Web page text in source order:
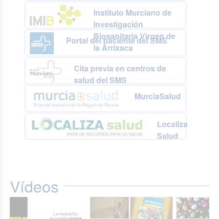
Instituto Murciano de
Investigación
Biosanitaria Virgen de
la Arrixaca
Portal del paciente del SMS
Cita previa en centros de
salud del SMS
MurciaSalud
Localiza
Salud
Vídeos